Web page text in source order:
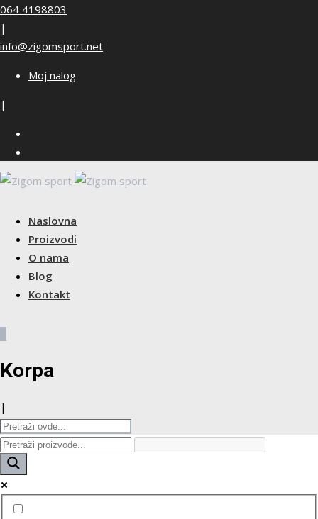
Skip
to
content
064 4198803
|
info@zigomsport.net
Moj nalog
|
Naslovna
Proizvodi
O nama
Blog
Kontakt
Korpa
|